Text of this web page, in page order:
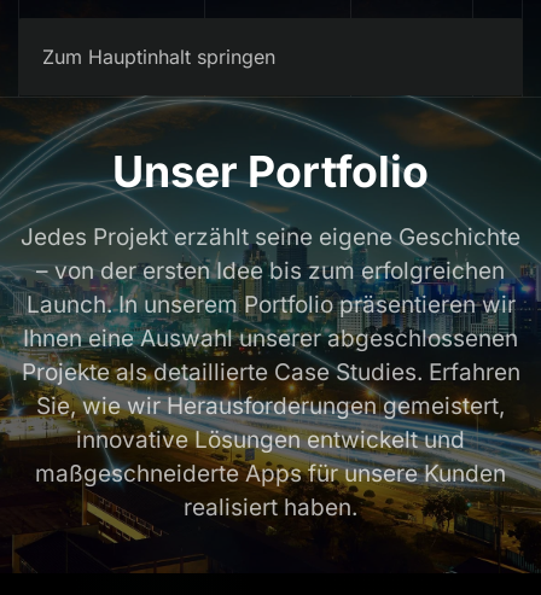
Zum Hauptinhalt springen
Unser Portfolio
Jedes Projekt erzählt seine eigene Geschichte
– von der ersten Idee bis zum erfolgreichen
Launch. In unserem Portfolio präsentieren wir
Ihnen eine Auswahl unserer abgeschlossenen
Projekte als detaillierte Case Studies. Erfahren
Sie, wie wir Herausforderungen gemeistert,
innovative Lösungen entwickelt und
maßgeschneiderte Apps für unsere Kunden
realisiert haben.